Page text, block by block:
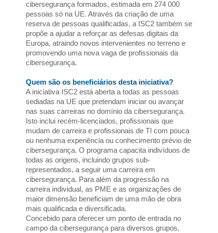
cibersegurança formados, estimada em 274 000
pessoas só na UE. Através da criação de uma
reserva de pessoas qualificadas, a ISC2 também se
propõe a ajudar a reforçar as defesas digitais da
Europa, atraindo novos intervenientes no terreno e
promovendo uma nova vaga de profissionais da
cibersegurança.
Quem são os beneficiários desta iniciativa?
A iniciativa ISC2 está aberta a todas as pessoas
sediadas na UE que pretendam iniciar ou avançar
nas suas carreiras no domínio da cibersegurança.
Isto inclui recém-licenciados, profissionais que
mudam de carreira e profissionais de TI com pouca
ou nenhuma experiência ou conhecimento prévio de
cibersegurança. O programa capacita indivíduos de
todas as origens, incluindo grupos sub-
representados, a seguir uma carreira em
cibersegurança. Para além da progressão na
carreira individual, as PME e as organizações de
maior dimensão beneficiam de uma mão de obra
mais qualificada e diversificada.
Concebido para oferecer um ponto de entrada no
campo da cibersegurança para diversos grupos,